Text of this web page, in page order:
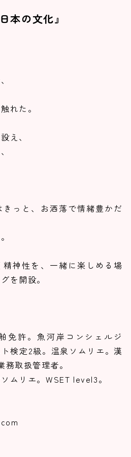
本の文化』
れた。
え、
きっと、お洒落で情緒豊かだ
神性を、一緒に楽しめる場
を開設。
免許。魚河岸コンシェルジ
検定2級。温泉ソムリエ。漢
取扱管理者。
ムリエ。WSET level3。